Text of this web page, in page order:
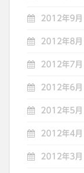
2012年9月
2012年8月
2012年7月
2012年6月
2012年5月
2012年4月
2012年3月